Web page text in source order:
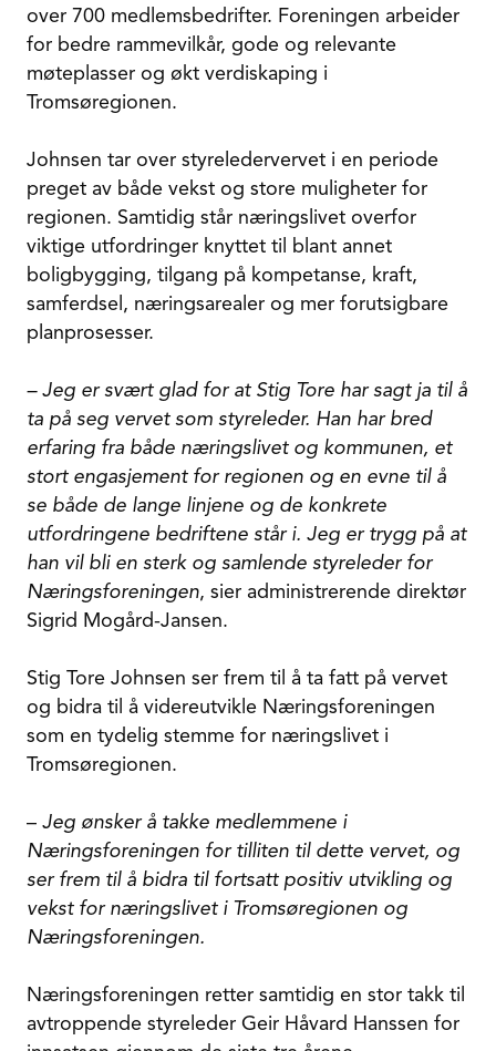
over 700 medlemsbedrifter. Foreningen arbeider
for bedre rammevilkår, gode og relevante
møteplasser og økt verdiskaping i
Tromsøregionen.
Johnsen tar over styreledervervet i en periode
preget av både vekst og store muligheter for
regionen. Samtidig står næringslivet overfor
viktige utfordringer knyttet til blant annet
boligbygging, tilgang på kompetanse, kraft,
samferdsel, næringsarealer og mer forutsigbare
planprosesser.
– Jeg er svært glad for at Stig Tore har sagt ja til å
ta på seg vervet som styreleder. Han har bred
erfaring fra både næringslivet og kommunen, et
stort engasjement for regionen og en evne til å
se både de lange linjene og de konkrete
utfordringene bedriftene står i. Jeg er trygg på at
han vil bli en sterk og samlende styreleder for
Næringsforeningen, sier administrerende direktør
Sigrid Mogård-Jansen.
Stig Tore Johnsen ser frem til å ta fatt på vervet
og bidra til å videreutvikle Næringsforeningen
som en tydelig stemme for næringslivet i
Tromsøregionen.
– Jeg ønsker å takke medlemmene i
Næringsforeningen for tilliten til dette vervet, og
ser frem til å bidra til fortsatt positiv utvikling og
vekst for næringslivet i Tromsøregionen og
Næringsforeningen.
Næringsforeningen retter samtidig en stor takk til
avtroppende styreleder Geir Håvard Hanssen for